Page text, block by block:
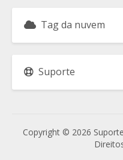
Tag da nuvem
Suporte
Copyright © 2026